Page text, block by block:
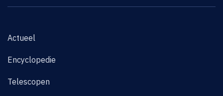
Actueel
Encyclopedie
Telescopen